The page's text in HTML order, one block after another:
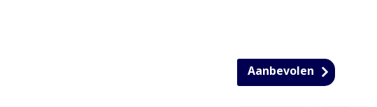
Aanbevolen